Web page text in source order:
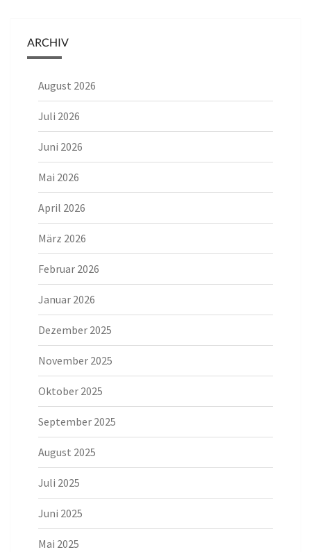
ARCHIV
August 2026
Juli 2026
Juni 2026
Mai 2026
April 2026
März 2026
Februar 2026
Januar 2026
Dezember 2025
November 2025
Oktober 2025
September 2025
August 2025
Juli 2025
Juni 2025
Mai 2025